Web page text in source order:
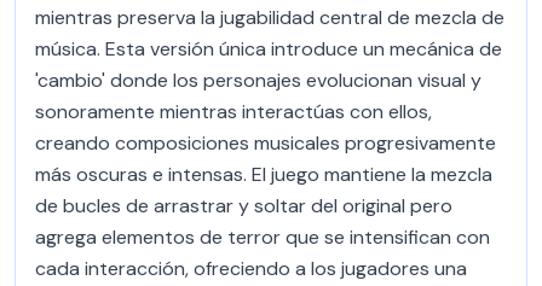
mientras preserva la jugabilidad central de mezcla de
música. Esta versión única introduce un mecánica de
'cambio' donde los personajes evolucionan visual y
sonoramente mientras interactúas con ellos,
creando composiciones musicales progresivamente
más oscuras e intensas. El juego mantiene la mezcla
de bucles de arrastrar y soltar del original pero
agrega elementos de terror que se intensifican con
cada interacción, ofreciendo a los jugadores una